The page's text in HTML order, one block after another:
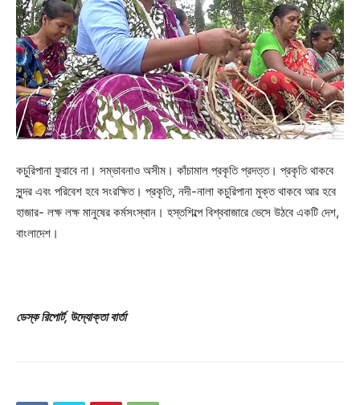
কচুরিপানা ফুরাবে না। সম্ভাবনাও অসীম। কাঁচামাল প্রকৃতি প্রদত্ত। প্রকৃতি থাকবে
সুন্দর এবং পরিবেশ হবে সংরক্ষিত। প্রকৃতি, নদী-নালা কচুরিপানা মুক্ত থাকবে আর হবে
হাজার- লক্ষ লক্ষ মানুষের কর্মসংস্থান। হস্তশিল্পে বিশ্ববাজারে ভেসে উঠবে একটি দেশ,
বাংলাদেশ।
ডেস্ক রিপোর্ট, উদ্যোক্তা বার্তা